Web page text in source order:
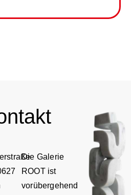
Die Galerie
ROOT ist
vorübergehend